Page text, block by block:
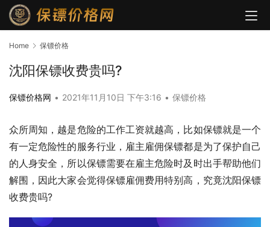
Home 保镖价格
沈阳保镖收费贵吗?
保镖价格网 • 2021年11月10日 下午3:16 • 保镖价格
众所周知，越是危险的工作工资就越高，比如保镖就是一个
有一定危险性的服务行业，雇主雇佣保镖都是为了保护自己
的人身安全，所以保镖需要在雇主危险时及时出手帮助他们
解围，因此大家会觉得保镖雇佣费用特别高，究竟沈阳保镖
收费贵吗?